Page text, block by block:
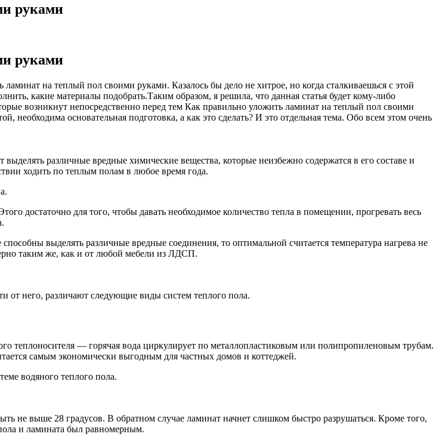
руками
руками
на теплый пол своими руками. Казалось бы дело не хитрое, но когда сталкиваешься с этой
какие материалы подобрать.Таким образом, я решила, что данная статья будет кому-либо
возникнут непосредственно перед тем Как правильно уложить ламинат на теплый пол своими
необходима основательная подготовка, а как это сделать? И это отдельная тема. Обо всем этом очень
различные вредные химические вещества, которые неизбежно содержатся в его составе и
ходить по теплым полам в любое время года.
достаточно для того, чтобы давать необходимое количество тепла в помещении, прогревать весь
выделять различные вредные соединения, то оптимальной считается температура нагрева не
таким же, как и от любой мебели из ЛДСП.
от него, различают следующие виды систем теплого пола.
теплоносителя — горячая вода циркулирует по металлопластиковым или полипропиленовым трубам.
самым экономически выгодным для частных домов и коттеджей.
водяного теплого пола.
не выше 28 градусов. В обратном случае ламинат начнет слишком быстро разрушаться. Кроме того,
и ламината был равномерным.